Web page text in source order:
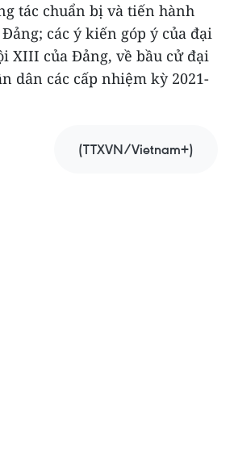
tác chuẩn bị và tiến hành
các ý kiến góp ý của đại
XIII của Đảng, về bầu cử đại
dân các cấp nhiệm kỳ 2021-
(TTXVN/Vietnam+)